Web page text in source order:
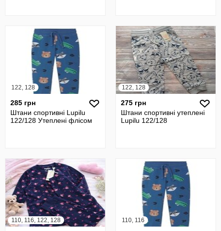
122, 128
285 грн
Штани спортивні Lupilu
122/128 Утеплені флісом
122, 128
275 грн
Штани спортивні утеплені
Lupilu 122/128
110, 116, 122, 128 110, 116